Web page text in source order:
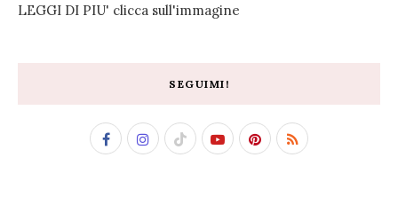
LEGGI DI PIU' clicca sull'immagine
SEGUIMI!